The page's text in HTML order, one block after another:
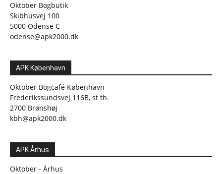
Oktober Bogbutik
Skibhusvej 100
5000 Odense C
odense@apk2000.dk
APK København
Oktober Bogcafé København
Frederikssundsvej 116B, st th.
2700 Brønshøj
kbh@apk2000.dk
APK Århus
Oktober - Århus